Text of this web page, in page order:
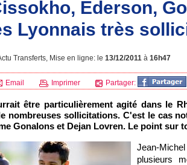
Ederson,
Lyonnais très
Transferts, Mise en ligne: le 13/12/2011 à 16h47
Email Imprimer Partager:
être particulièrement agité dans le
nombreuses sollicitations. C'est le cas
Gonalons et Dejan Lovren. Le point sur
Jean-
plusieurs